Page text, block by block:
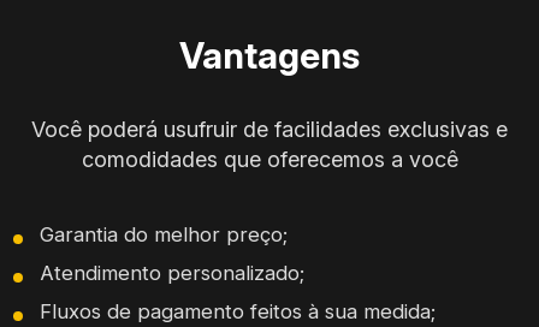
Vantagens
Você poderá usufruir de facilidades exclusivas e
comodidades que oferecemos a você
Garantia do melhor preço;
Atendimento personalizado;
Fluxos de pagamento feitos à sua medida;